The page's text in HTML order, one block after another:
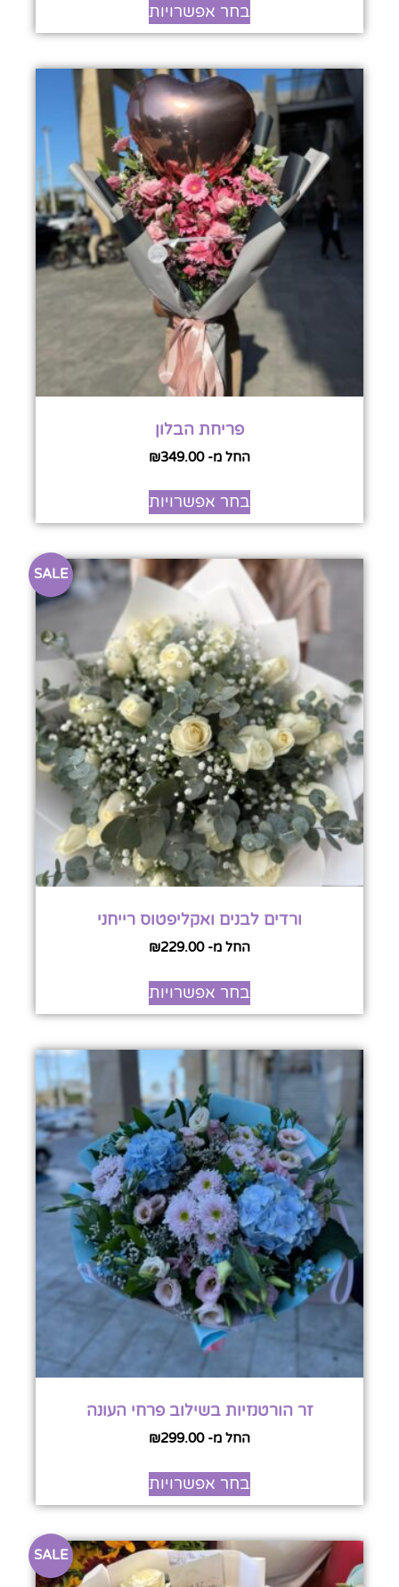
בחר אפשרויות
פריחת הבלון
החל מ- ₪349.00
בחר אפשרויות
SALE
ורדים לבנים ואקליפטוס רייחני
החל מ- ₪229.00
בחר אפשרויות
זר הורטנזיות בשילוב פרחי העונה
החל מ- ₪299.00
בחר אפשרויות
SALE